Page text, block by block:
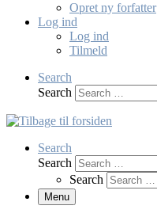
Opret ny forfatter
Log ind
Log ind
Tilmeld
Search
Search
Search
Search
Search
Menu